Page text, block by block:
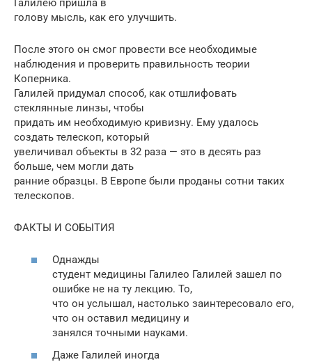
Галилею пришла в
голову мысль, как его улучшить.
После этого он смог провести все необходимые
наблюдения и проверить правильность теории
Коперника.
Галилей придумал способ, как отшлифовать
стеклянные линзы, чтобы
придать им необходимую кривизну. Ему удалось
создать телескоп, который
увеличивал объекты в 32 раза — это в десять раз
больше, чем могли дать
ранние образцы. В Европе были проданы сотни таких
телескопов.
ФАКТЫ И СОБЫТИЯ
Однажды
студент медицины Галилео Галилей зашел по
ошибке не на ту лекцию. То,
что он услышал, настолько заинтересовало его,
что он оставил медицину и
занялся точными науками.
Даже Галилей иногда